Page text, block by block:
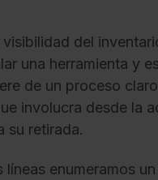
visibilidad del
una herramienta y
de un proceso
involucra desde la
su retirada.
líneas enumeramos